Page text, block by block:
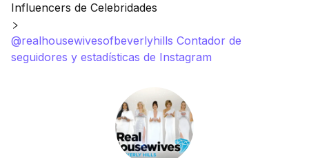
Influencers de Celebridades
@realhousewivesofbeverlyhills Contador de
seguidores y estadísticas de Instagram